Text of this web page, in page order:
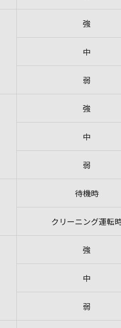
強
中
弱
強
中
弱
待機時
クリーニング運転
強
中
弱